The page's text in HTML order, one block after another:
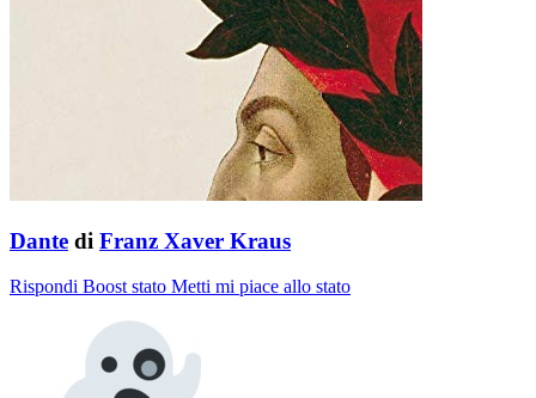
Dante di Franz Xaver Kraus
Rispondi Boost stato Metti mi piace allo stato